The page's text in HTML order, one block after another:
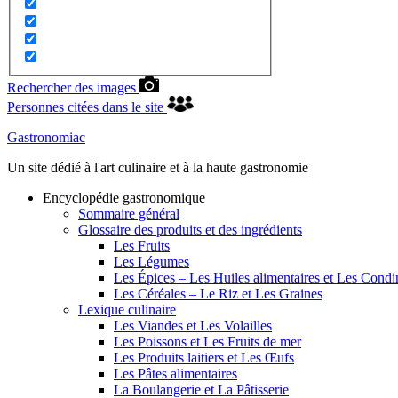
Rechercher des images
Personnes citées dans le site
Gastronomiac
Un site dédié à l'art culinaire et à la haute gastronomie
Encyclopédie gastronomique
Sommaire général
Glossaire des produits et des ingrédients
Les Fruits
Les Légumes
Les Épices – Les Huiles alimentaires et Les
Les Céréales – Le Riz et Les Graines
Lexique culinaire
Les Viandes et Les Volailles
Les Poissons et Les Fruits de mer
Les Produits laitiers et Les Œufs
Les Pâtes alimentaires
La Boulangerie et La Pâtisserie